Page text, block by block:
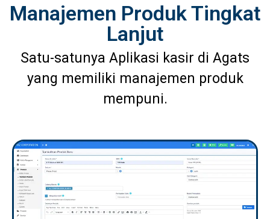
Manajemen Produk Tingkat
Lanjut
Satu-satunya Aplikasi kasir di Agats
yang memiliki manajemen produk
mempuni.